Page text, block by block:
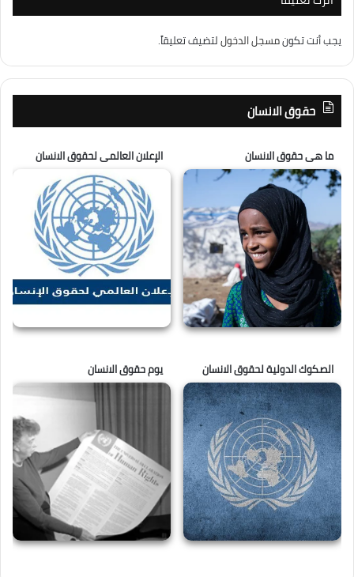
يجب أنت تكونمسجل الدخوللتضيف تعليقاً.
حقوق الانسان
ما هى حقوق الانسان الإعلان العالمى لحقوق الانسان
الصكوك الدولية لحقوق الانسان يوم حقوق الانسان